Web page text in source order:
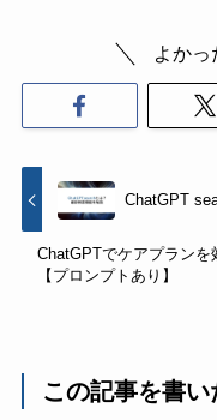
よかっ
ChatGPT
ChatGPTでケアプラン
【プロンプトあり】
この記事を書い